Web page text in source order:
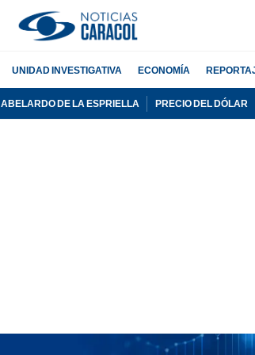
UNIDAD INVESTIGATIVA ECONOMÍA
ABELARDO DE LA ESPRIELLA PRECIO DEL DÓLAR